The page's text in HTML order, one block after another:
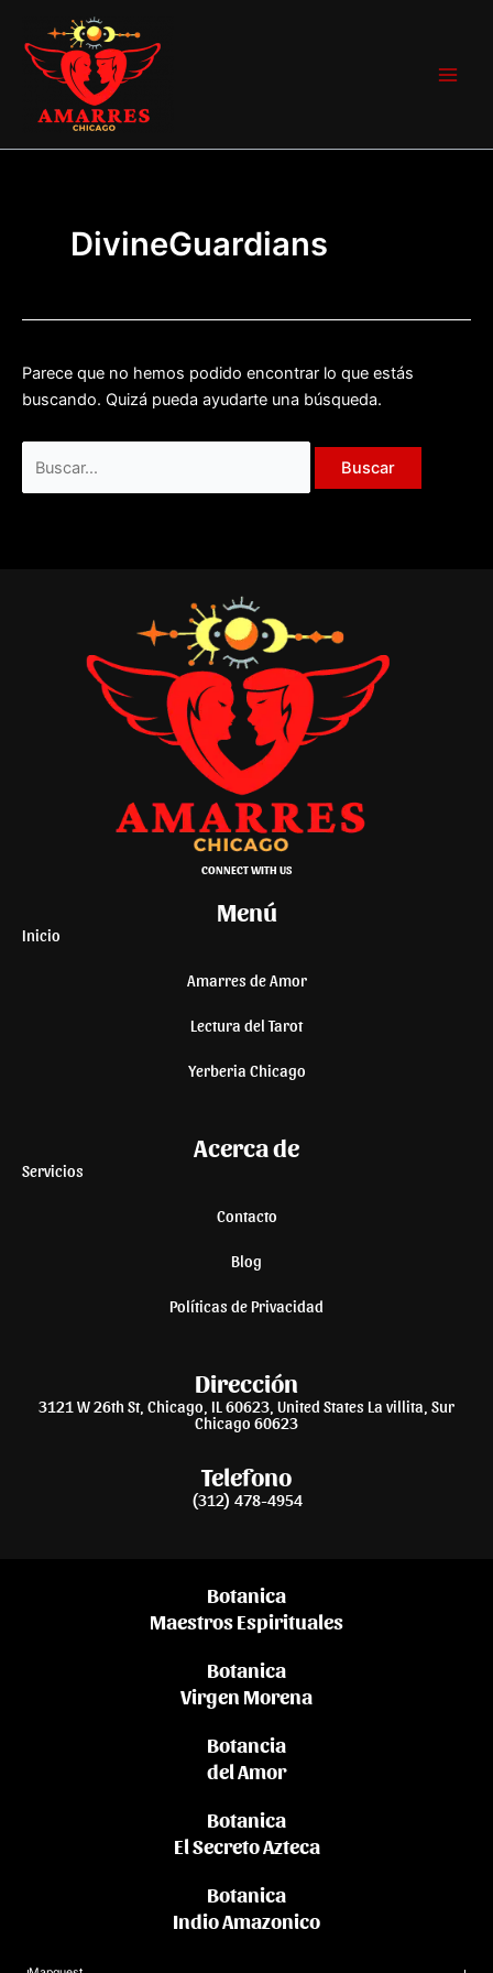
contenido
DivineGuardians
Parece que no hemos podido encontrar lo que estás
buscando. Quizá pueda ayudarte una búsqueda.
por:
CONNECT WITH US
Menú
Inicio
Amarres de Amor
Lectura del Tarot
Yerberia Chicago
Acerca de
Servicios
Contacto
Blog
Políticas de Privacidad
Dirección
3121 W 26th St, Chicago, IL 60623, United States La villita, Sur
Chicago 60623
Telefono
(312) 478-4954
Botanica
Maestros Espirituales
Botanica
Virgen Morena
Botancia
del Amor
Botanica
El Secreto Azteca
Botanica
Indio Amazonico